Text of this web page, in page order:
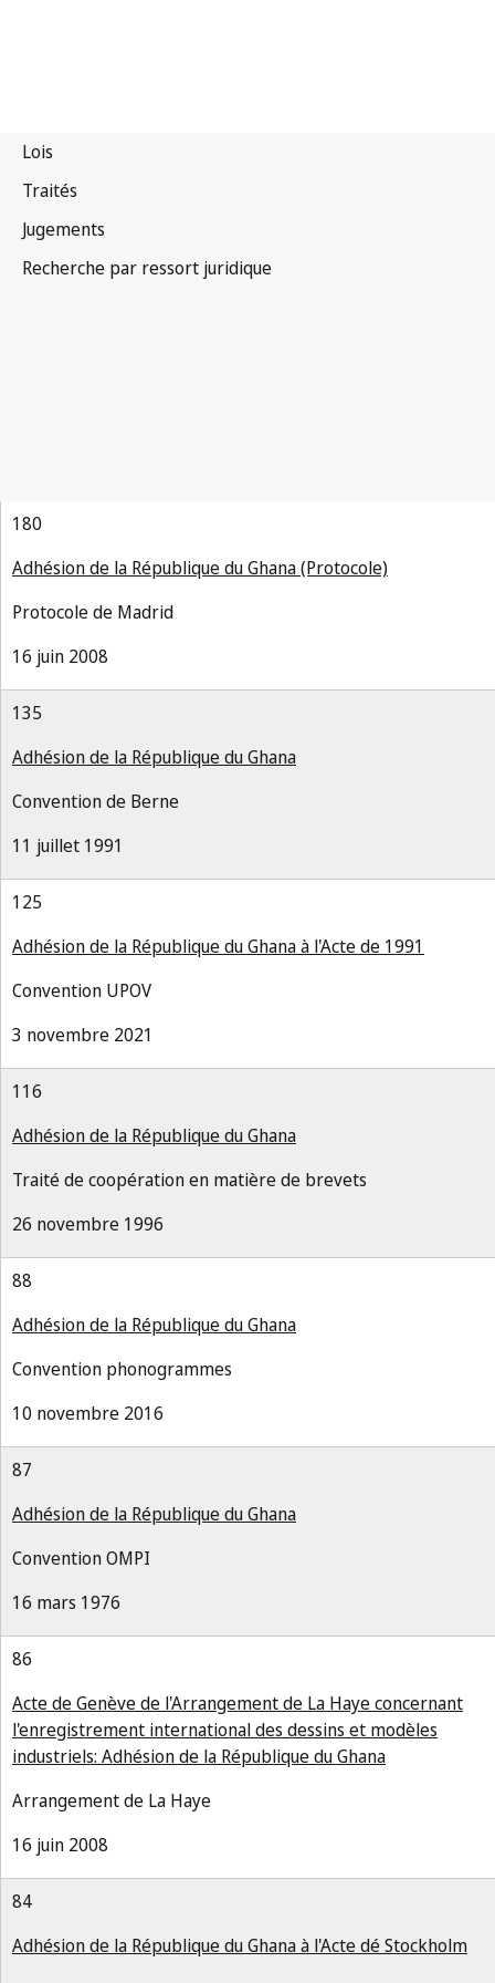
180
Adhésion de la République du Ghana (Protocole)
Protocole de Madrid
16 juin 2008
135
Adhésion de la République du Ghana
Convention de Berne
11 juillet 1991
125
Adhésion de la République du Ghana à l'Acte de 1991
Convention UPOV
3 novembre 2021
116
Adhésion de la République du Ghana
Traité de coopération en matière de brevets
26 novembre 1996
88
Adhésion de la République du Ghana
Convention phonogrammes
10 novembre 2016
87
Adhésion de la République du Ghana
Convention OMPI
16 mars 1976
86
Acte de Genève de l'Arrangement de La Haye concernant
l'enregistrement international des dessins et modèles
industriels: Adhésion de la République du Ghana
Arrangement de La Haye
16 juin 2008
84
Adhésion de la République du Ghana à l'Acte dé Stockholm